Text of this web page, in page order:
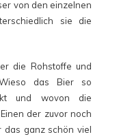
von den einzelnen
sie die
die Rohstoffe und
das Bier so
und wovon die
der zuvor noch
das ganz schön viel